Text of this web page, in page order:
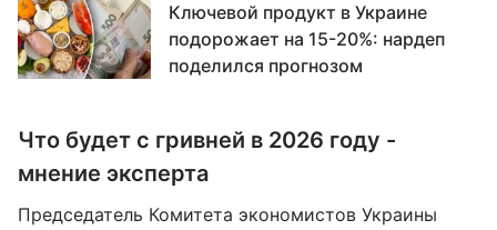
Ключевой продукт в Украине
подорожает на 15-20%: нардеп
поделился прогнозом
Что будет с гривней в 2026 году -
мнение эксперта
Председатель Комитета экономистов Украины